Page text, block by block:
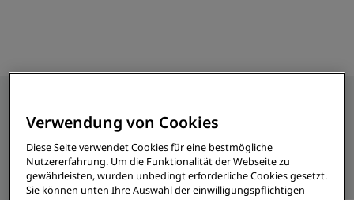
Unsere Produkte
Alle DC AC
Verwendung von Cookies
Diese Seite verwendet Cookies für eine bestmögliche
Nutzererfahrung. Um die Funktionalität der Webseite zu
gewährleisten, wurden unbedingt erforderliche Cookies gesetzt.
Sie können unten Ihre Auswahl der einwilligungspflichtigen